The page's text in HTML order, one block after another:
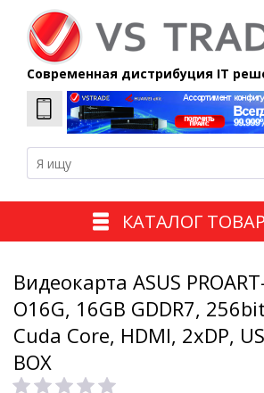
Современная дистрибуция IT
КАТАЛОГ
Видеокарта ASUS
O16G, 16GB GDDR7,
Cuda Core, HDMI, 2xDP,
BOX